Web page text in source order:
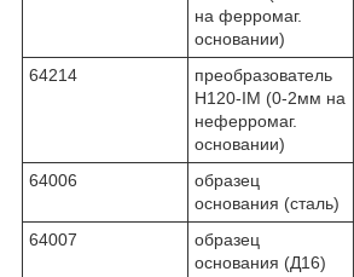
на ферромаг.
основании)
64214
преобразователь
Н120-IM (0-2мм на
неферромаг.
основании)
64006
образец
основания (сталь)
64007
образец
основания (Д16)